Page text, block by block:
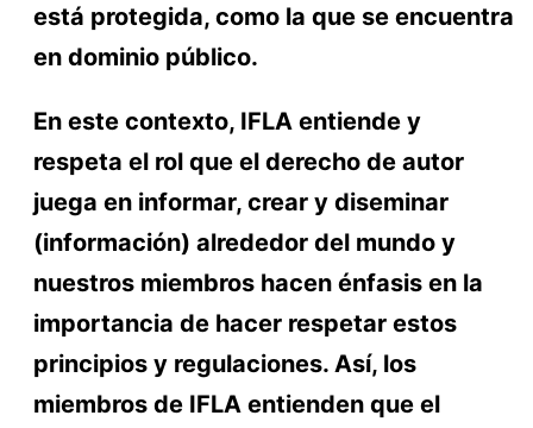
está protegida, como la que se encuentra
en dominio público.
En este contexto, IFLA entiende y
respeta el rol que el derecho de autor
juega en informar, crear y diseminar
(información) alrededor del mundo y
nuestros miembros hacen énfasis en la
importancia de hacer respetar estos
principios y regulaciones. Así, los
miembros de IFLA entienden que el